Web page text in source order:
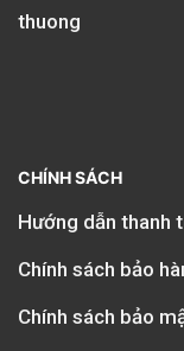
CHÍNH SÁCH
Hướng dẫn thanh
Chính sách bảo
Chính sách bảo